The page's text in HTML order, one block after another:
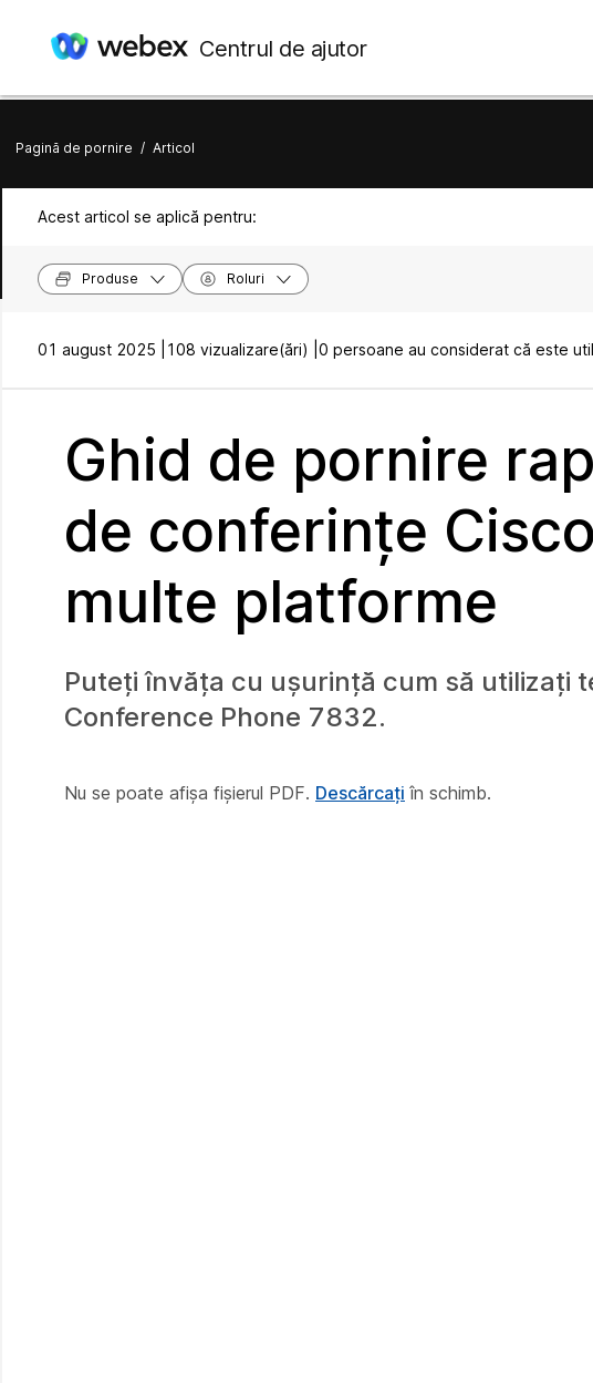
Centrul de ajutor
Pagină de pornire / Articol
Acest articol se aplică pentru:
Produse Roluri
01 august 2025 | 108 vizualizare(ări) | 0 persoane au considerat că este util
Ghid de pornire
de conferințe
multe platforme
Puteți învăța cu ușurință cum să utilizați
Conference Phone 7832.
Nu se poate afișa fișierul PDF. Descărcați în schimb.